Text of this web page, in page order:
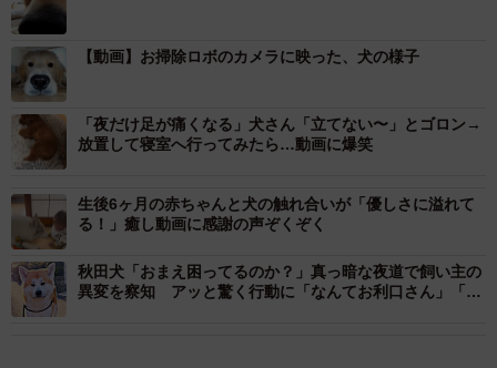
【動画】お掃除ロボのカメラに映った、犬の様子
「夜だけ足が痛くなる」犬さん「立てない〜」とゴロン→
放置して寝室へ行ってみたら…動画に爆笑
生後6ヶ月の赤ちゃんと犬の触れ合いが「優しさに溢れて
る！」癒し動画に感謝の声ぞくぞく
秋田犬「おまえ困ってるのか？」真っ暗な夜道で飼い主の
異変を察知 アッと驚く行動に「なんてお利口さん」「イ